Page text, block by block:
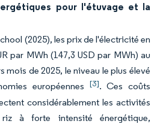
pour l'étuvage et la
(2025), les prix de l'électricité en
par MWh (147,3 USD par MWh) au
mois de 2025, le niveau le plus élevé
européennes [3]. Ces coûts
considérablement les activités
à forte intensité énergétique,